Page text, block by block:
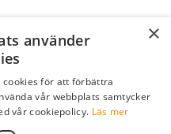
×
använder
cookies för att förbättra
vår webbplats samtycker
vår cookiepolicy. Läs mer